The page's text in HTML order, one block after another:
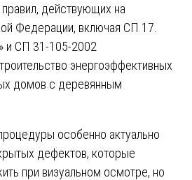
действующих на
Федерации, включая СП 17.
и СП 31-105-2002
энергоэффективных
домов с деревянным
особенно актуально
дефектов, которые
при визуальном осмотре, но